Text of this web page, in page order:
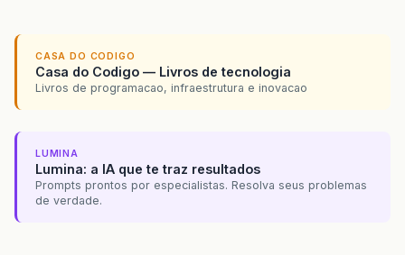
CASA DO CODIGO
Casa do Codigo — Livros de tecnologia
Livros de programacao, infraestrutura e inovacao
LUMINA
Lumina: a IA que te traz resultados
Prompts prontos por especialistas. Resolva seus problemas
de verdade.